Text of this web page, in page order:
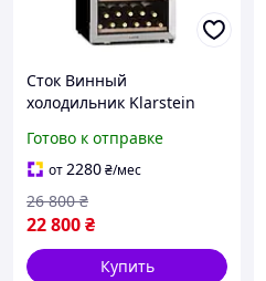
Сток Винный
холодильник Klarstein
Холодильник для вина 79
бутылок 204 литра
Готово к отправке
от2280₴/мес
22 800₴
26 800 ₴
Купить